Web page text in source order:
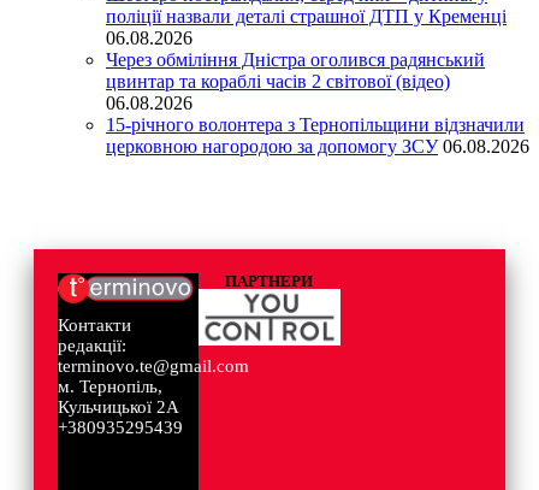
поліції назвали деталі страшної ДТП у Кременці
06.08.2026
Через обміління Дністра оголився радянський
цвинтар та кораблі часів 2 світової (відео)
06.08.2026
15-річного волонтера з Тернопільщини відзначили
церковною нагородою за допомогу ЗСУ 06.08.2026
Контакти
редакції:
terminovo.te@gmail.com
м. Тернопіль,
Кульчицької 2А
+380935295439
ПАРТНЕРИ